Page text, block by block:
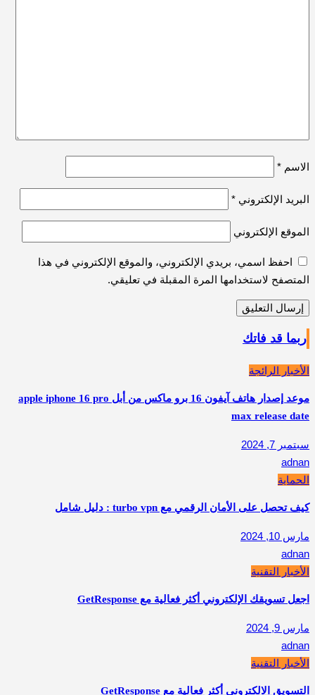
الاسم *
البريد الإلكتروني *
الموقع الإلكتروني
احفظ اسمي، بريدي الإلكتروني، والموقع الإلكتروني في هذا
المتصفح لاستخدامها المرة المقبلة في تعليقي.
ربما قد فاتك
الأخبار الرائجة
موعد إصدار هاتف آيفون 16 برو ماكس من أبل apple iphone 16 pro
max release date
سبتمبر 7, 2024
adnan
الحماية
كيف تحصل على الأمان الرقمي مع turbo vpn : دليل شامل
مارس 10, 2024
adnan
الأخبار التقنية
اجعل تسويقك الإلكتروني أكثر فعالية مع GetResponse
مارس 9, 2024
adnan
الأخبار التقنية
التسويق الالكتروني أكثر فعالية مع GetResponse